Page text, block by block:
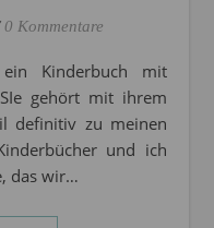
0 Kommentare
gehört mit ihrem
definitiv zu meinen
und ich
das wir…